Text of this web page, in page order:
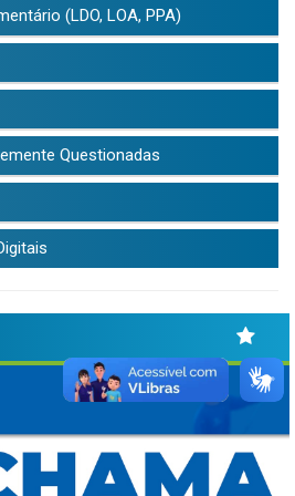
(LDO, LOA, PPA)
Questionadas